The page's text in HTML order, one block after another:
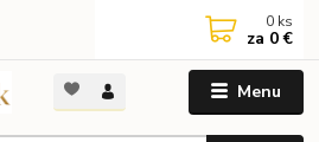
Menu
0 ks
za 0 €